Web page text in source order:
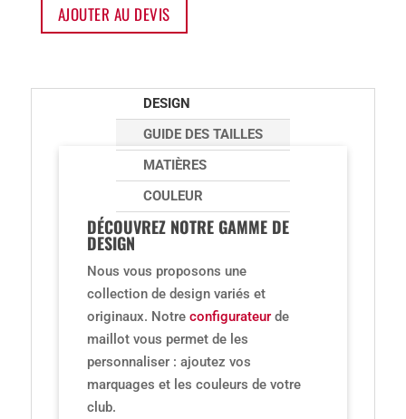
AJOUTER AU DEVIS
DESIGN
GUIDE DES TAILLES
MATIÈRES
COULEUR
DÉCOUVREZ NOTRE GAMME DE
DESIGN
Nous vous proposons une
collection de design variés et
originaux. Notre configurateur de
maillot vous permet de les
personnaliser : ajoutez vos
marquages et les couleurs de votre
club.